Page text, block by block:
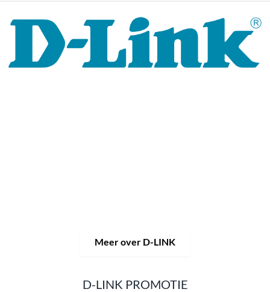
Meer over D-LINK
D-LINK PROMOTIE